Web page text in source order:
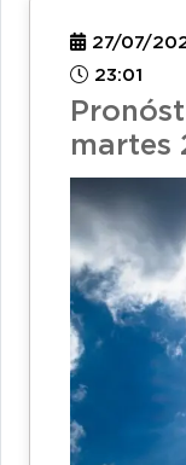
27/07/
23:01
martes